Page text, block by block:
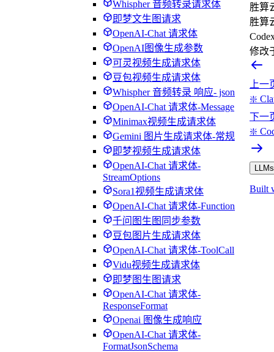
Whispher 音频转录请求体
即梦文生图请求
OpenAI-Chat 请求体
OpenAI图像生成参数
可灵视频生成请求体
豆包视频生成请求体
Whispher 音频转录 响应- json
OpenAI-Chat 请求体-Message
Minimax视频生成请求体
Gemini 图片生成请求体-常规
即梦视频生成请求体
OpenAI-Chat 请求体-
StreamOptions
Sora1视频生成请求体
OpenAI-Chat 请求体-Function
千问图生图同步参数
豆包图片生成请求体
OpenAI-Chat 请求体-ToolCall
Vidu视频生成请求体
即梦图生图请求
OpenAI-Chat 请求体-
ResponseFormat
Openai 图像生成响应
OpenAI-Chat 请求体-
FormatJsonSchema
胜算
胜算
修改
上一
❇️
下一
❇️
Built